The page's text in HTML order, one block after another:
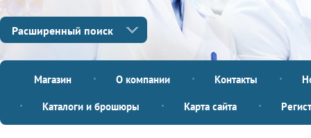
Расширенный поиск
Магазин О компании Контакты
Каталоги и брошюры Карта сайта